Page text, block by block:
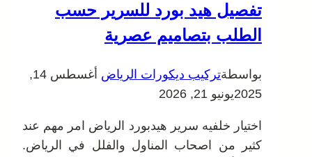
تفصيل هيد بورد للسرير حسب
الطلب بتصاميم عصرية
بواسطةتركيب ديكورات الرياض
أغسطس 14,
2025يونيو 21, 2026
اختيار خلفيه سرير هيدبورد الرياض امر مهم عند
كثير من اصحاب المناول والفلل في الرياض.